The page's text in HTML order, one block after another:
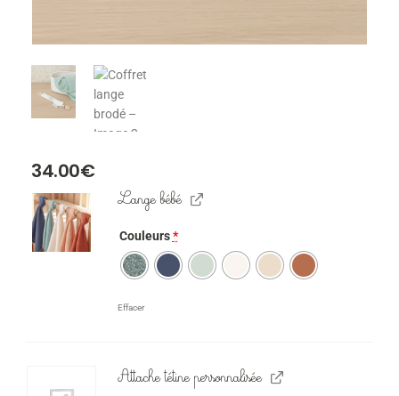
34.00€
Lange bébé
Couleurs*
Effacer
Attache tétine personnalisée